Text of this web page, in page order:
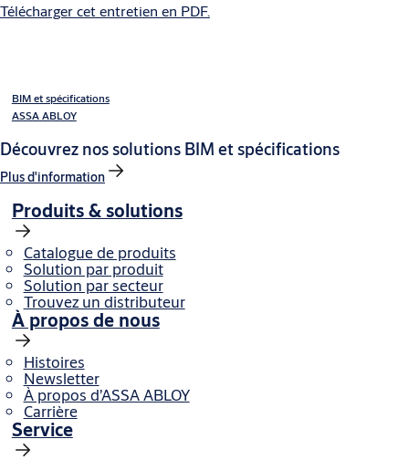
Télécharger cet entretien en PDF.
BIM et spécifications
ASSA ABLOY
Découvrez nos solutions BIM et spécifications
Plus d'information
Produits & solutions
Catalogue de produits
Solution par produit
Solution par secteur
Trouvez un distributeur
À propos de nous
Histoires
Newsletter
À propos d’ASSA ABLOY
Carrière
Service